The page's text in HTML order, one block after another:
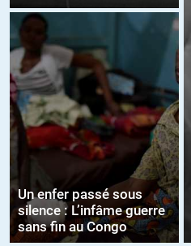
Un enfer passé sous
silence : L’infâme guerre
sans fin au Congo